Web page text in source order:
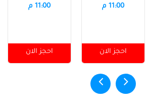
11:00 م
احجز الان
11:00 م
احجز الان